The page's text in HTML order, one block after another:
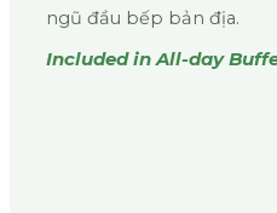
ngũ đầu bếp bản địa.
Included in All-day